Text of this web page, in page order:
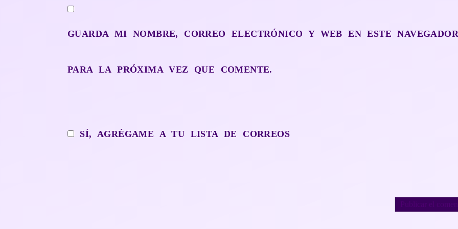
GUARDA MI NOMBRE, CORREO ELECTRÓNICO Y WEB EN ESTE
PARA LA PRÓXIMA VEZ QUE COMENTE.
SÍ, AGRÉGAME A TU LISTA DE CORREOS